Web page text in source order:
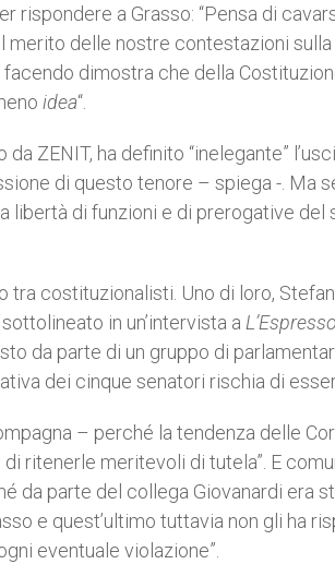
rispondere a Grasso: “Pensa di
delle nostre contestazioni
dimostra che della
idea“.
ZENIT, ha definito “inelegante”
di questo tenore – spiega -. Ma
libertà di funzioni e di prerogative del
costituzionalisti. Uno di loro,
in un’intervista a L’Espresso
da parte di un gruppo di
dei cinque senatori rischia di
– perché la tendenza delle
ritenerle meritevoli di tutela”. E
da parte del collega Giovanardi era
e quest’ultimo tuttavia non gli ha
eventuale violazione”.